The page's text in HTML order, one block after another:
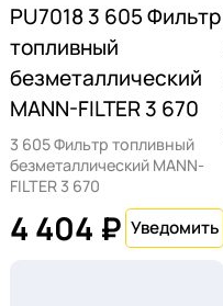
PU7018 3 605 Фильтр
топливный
безметаллический
MANN-FILTER 3 670
3 605 Фильтр топливный
безметаллический MANN-
FILTER 3 670
4 404 ₽